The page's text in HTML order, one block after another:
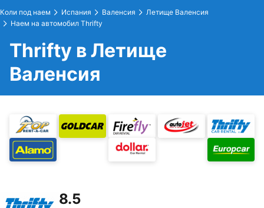
Коли под наем Испания Валенсия
Летище Валенсия
Наем на автомобил Thrifty
Thrifty в Летище
Валенсия
8.5